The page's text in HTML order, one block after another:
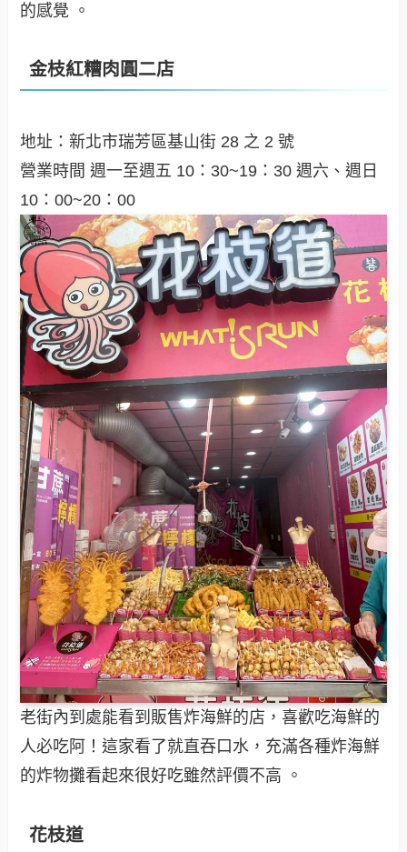
的感覺 。
金枝紅糟肉圓二店
地址：新北市瑞芳區基山街 28 之 2 號
營業時間 週一至週五 10：30~19：30 週六、週日
10：00~20：00
老街內到處能看到販售炸海鮮的店，喜歡吃海鮮的
人必吃阿！這家看了就直吞口水，充滿各種炸海鮮
的炸物攤看起來很好吃雖然評價不高 。
花枝道